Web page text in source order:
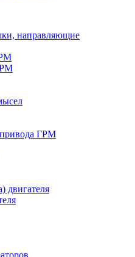
направляющие
ГРМ
двигателя